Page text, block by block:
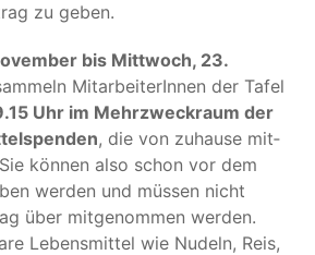
zu geben.
bis Mitt­woch, 23.
Mit­ar­bei­te­rIn­nen der Tafel
Uhr im Mehr­zweck­raum der
, die von zuhau­se mit­
kön­nen also schon vor dem
wer­den und müs­sen nicht
über mit­ge­nom­men wer­den.
Lebens­mit­tel wie Nudeln, Reis,